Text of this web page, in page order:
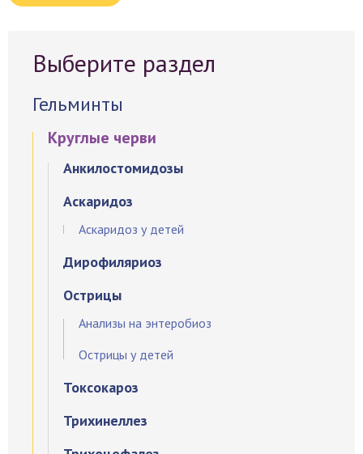
Выберите раздел
Гельминты
Круглые черви
Анкилостомидозы
Аскаридоз
Аскаридоз у детей
Дирофиляриоз
Острицы
Анализы на энтеробиоз
Острицы у детей
Токсокароз
Трихинеллез